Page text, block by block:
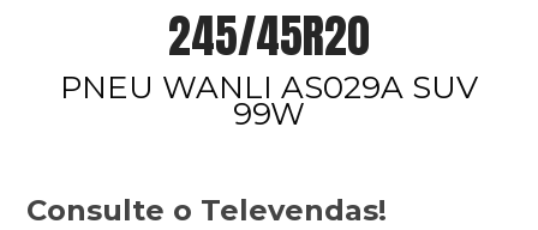
245/45R20
PNEU WANLI AS029A SUV
99W
Consulte o Televendas!